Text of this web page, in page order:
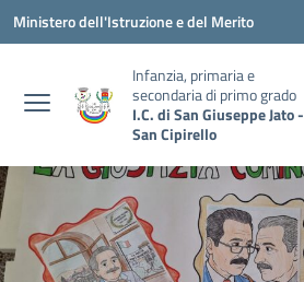
Vai ai contenuti
Vai al menu di navigazione
Vai al footer
Ministero dell'Istruzione e del Merito
Infanzia, primaria e
secondaria di primo grado
I.C. di San Giuseppe Jato -
San Cipirello